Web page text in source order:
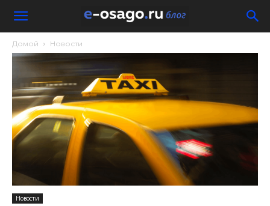
Домой Новости
Новости